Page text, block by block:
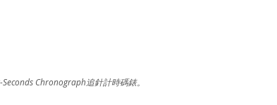
Chronograph追針計時碼錶。